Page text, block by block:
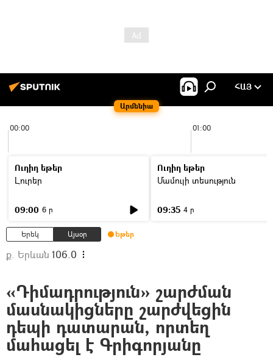
Արմենիա
ՀԱՅ
00:00 01:00
Ուղիղ եթեր
Լուրեր
09:00 6 ր
Ուղիղ եթեր
Մամուլի տեսություն
09:35 4 ր
Երեկ Այսօր Եթեր
ք. Երևան 106.0
«Դիմադրություն» շարժման
մասնակիցները շարժվեցին
դեպի դատարան, որտեղ
մահացել է Գրիգորյանը